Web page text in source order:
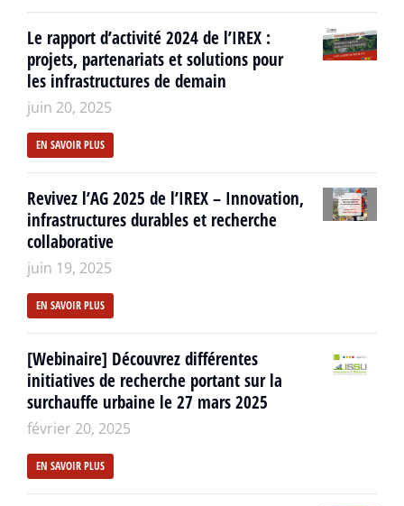
Le rapport d’activité 2024 de l’IREX :
projets, partenariats et solutions pour
les infrastructures de demain
juin 20, 2025
EN SAVOIR PLUS
Revivez l’AG 2025 de l’IREX – Innovation,
infrastructures durables et recherche
collaborative
juin 19, 2025
EN SAVOIR PLUS
[Webinaire] Découvrez différentes
initiatives de recherche portant sur la
surchauffe urbaine le 27 mars 2025
février 20, 2025
EN SAVOIR PLUS